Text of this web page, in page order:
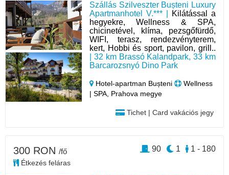
Szállás Szilveszter Bușteni Luxury
Apartmanhotel V.*** |
Kilátással a
hegyekre, Wellness & SPA,
chicinetével, klíma, pezsgőfürdő,
WIFI, terasz, rendezvényterem,
kert, Hobbi és sport, pavilon, grill..
| 32 km Brassó Kalandpark, 33 km
Barcarozsnyó Dino Park
Hotel‑apartman Bușteni
Wellness
| SPA, Prahova megye
Tichet | Card vakációs jegy
300 RON /fő
Étkezés feláras
1 - 180
1
90